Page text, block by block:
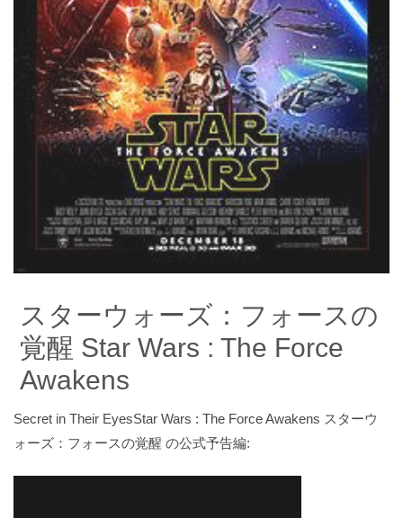
スターウォーズ：フォースの
覚醒 Star Wars : The Force
Awakens
Secret in Their EyesStar Wars : The Force Awakens スターウ
ォーズ：フォースの覚醒 の公式予告編: